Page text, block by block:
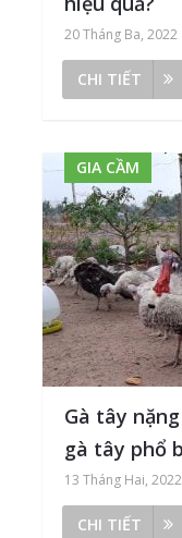
20 Tháng Ba, 2022
CHI TIẾT
GIA CẦM
Gà tây
gà tây phổ
13 Tháng Hai, 2022
CHI TIẾT